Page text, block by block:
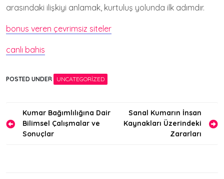
arasındaki ilişkiyi anlamak, kurtuluş yolunda ilk adımdır.
bonus veren çevrimsiz siteler
canlı bahis
POSTED UNDER UNCATEGORIZED
Yazı
gezinmesi
Kumar Bağımlılığına Dair
Bilimsel Çalışmalar ve
Sonuçlar
Sanal Kumarın İnsan
Kaynakları Üzerindeki
Zararları